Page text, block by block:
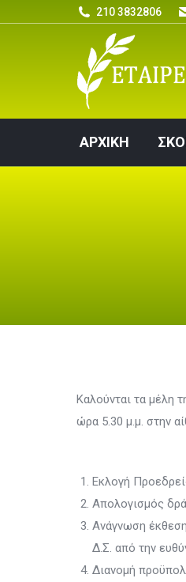
210 3832806
ΑΡΧΙΚΗ
Καλούνται τα μέλη
ώρα 5.30 μ.μ. στην
Εκλογή
Απολογισμός
Ανάγνωση
Δ.Σ. από την
Διανομή
ΑΡΧΙΚΗ